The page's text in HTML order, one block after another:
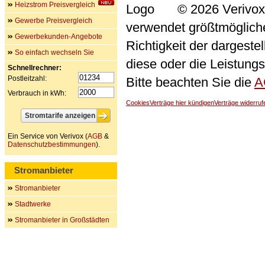
© 2026
verwendet
Richtigkeit der
diese oder die
Bitte beachten Sie die
CookiesVerträge hier kündigenVerträge
Heizstrom Preisvergleich
Gewerbe Preisvergleich
Gewerbekunden-Angebote
So einfach wechseln Sie
Schnellrechner:
Postleitzahl:
Verbrauch in kWh:
Ein Service von Verivox (AGB &
Datenschutzbestimmungen).
Stromanbieter
Stromanbieter
Stadtwerke
Stromanbieter in Großstädten